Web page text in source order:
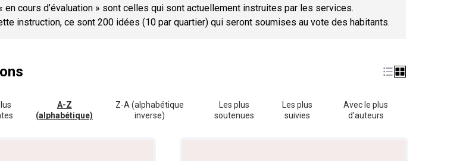
en cours d’évaluation » sont celles qui sont actuellement instruites par les services.
instruction, ce sont 200 idées (10 par quartier) qui seront soumises au vote des habitants.
A-Z
(alphabétique)
Z-A (alphabétique
inverse)
Les plus
soutenues
Les plus
suivies
Avec le plus
d'auteurs